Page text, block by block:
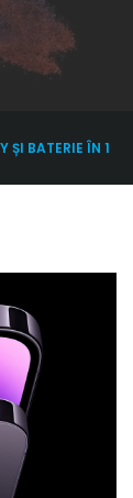
ȘI BATERIE ÎN 1